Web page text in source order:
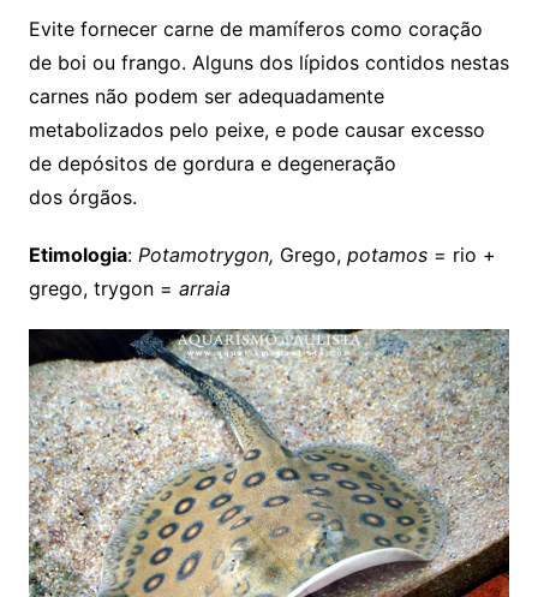
Evite fornecer carne de mamíferos como coração
de boi ou frango. Alguns dos lípidos contidos nestas
carnes não podem ser adequadamente
metabolizados pelo peixe, e pode causar excesso
de depósitos de gordura e degeneração
dos órgãos.
Etimologia: Potamotrygon, Grego, potamos= rio +
grego, trygon = arraia